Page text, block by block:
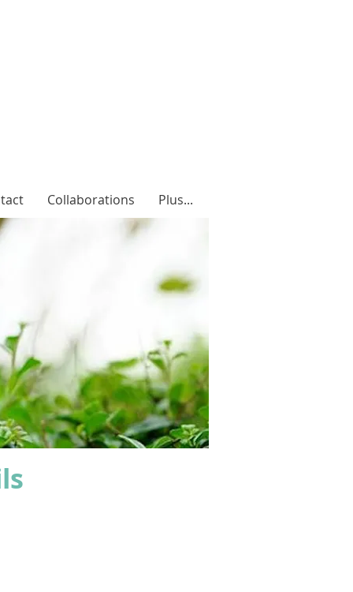
Collaborations Plus...